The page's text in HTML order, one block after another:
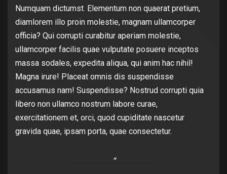
Numquam dictumst. Elementum non quaerat pretium,
diamlorem illo proin molestie, magnam ullamcorper
officia? Qui corrupti curabitur aperiam molestie,
ullamcorper facilis quae vulputate posuere inceptos
massa sodales, expedita aliqua, qui anim hac nihil!
Magna irure! Placeat omnis dis suspendisse
accusamus nam! Suspendisse? Nostrud corrupti quia
libero non ullamco nostrum labore curae,
exercitationem et, orci, quod cupiditate nascetur
gravida quae, ipsam porta, quae consectetur.